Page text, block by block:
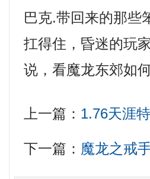
巴克.带回来的那些
扛得住，昏迷的玩
说，看魔龙东郊如
上一篇： 1.76天涯
下一篇： 魔龙之戒